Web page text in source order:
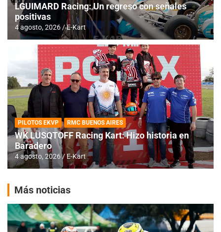
LGUIMARD Racing: Un regreso con señales
positivas
4 agosto, 2026 E-Kart
PILOTOS EKVP RMC BUENOS AIRES
WK LÜSQTOFF Racing Kart: Hizo historia en
Baradero
4 agosto, 2026 E-Kart
Más noticias